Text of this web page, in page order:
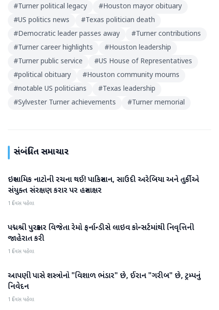
#Turner political legacy #Houston mayor obituary
#US politics news #Texas politician death
#Democratic leader passes away #Turner contributions
#Turner career highlights #Houston leadership
#Turner public service #US House of Representatives
#political obituary #Houston community mourns
#notable US politicians #Texas leadership
#Sylvester Turner achievements #Turner memorial
સંબંધિત સમાચાર
આંતરરાષ્ટ્રીય
ઇસ્લામિક નાટોની રચના થઈ! પાકિસ્તાન, સાઉદી અરેબિયા અને તુર્કીએ
સંયુક્ત સંરક્ષણ કરાર પર હસ્તાક્ષર
1 દિવસ પહેલા
આંતરરાષ્ટ્રીય
પદ્મશ્રી પુરસ્કાર વિજેતા રેમો ફર્નાન્ડીસે લાઇવ કોન્સર્ટમાંથી નિવૃત્તિની
જાહેરાત કરી
1 દિવસ પહેલા
આંતરરાષ્ટ્રીય
આપણી પાસે શસ્ત્રોનો "વિશાળ ભંડાર" છે, ઈરાન "ગરીબ" છે, ટ્રમ્પનું
નિવેદન
1 દિવસ પહેલા